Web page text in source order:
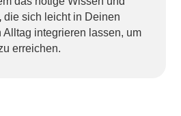
die sich leicht in Deinen
integrieren lassen, um
erreichen.